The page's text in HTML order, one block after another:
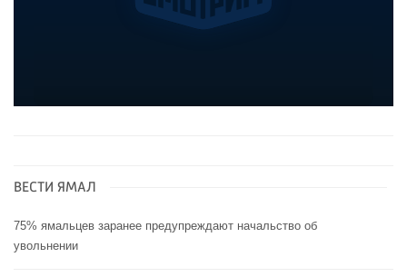
ВЕСТИ ЯМАЛ
75% ямальцев заранее предупреждают начальство об
увольнении